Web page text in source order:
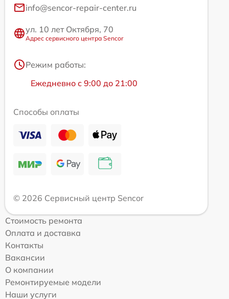
info@sencor-repair-center.ru
ул. 10 лет Октября, 70
Адрес сервисного центра Sencor
Режим работы:
Ежедневно с 9:00 до 21:00
Способы оплаты
© 2026 Сервисный центр Sencor
Стоимость ремонта
Оплата и доставка
Контакты
Вакансии
О компании
Ремонтируемые модели
Наши услуги